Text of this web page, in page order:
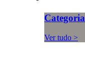
Categoria
Ver tudo >